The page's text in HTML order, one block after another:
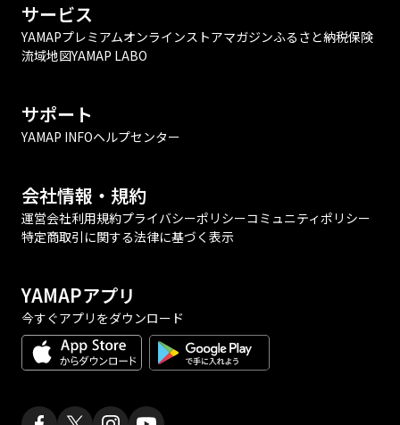
サービス
YAMAPプレミアムオンラインストアマガジンふるさと納税保険
流域地図YAMAP LABO
サポート
YAMAP INFOヘルプセンター
会社情報・規約
運営会社利用規約プライバシーポリシーコミュニティポリシー
特定商取引に関する法律に基づく表示
YAMAPアプリ
今すぐアプリをダウンロード